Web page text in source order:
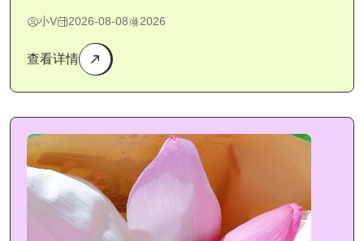
小V 2026-08-08 2026
查看详情